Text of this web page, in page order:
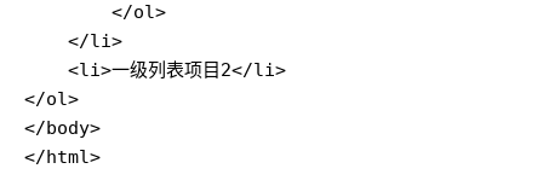
</ol>
</li>
<li>一级列表项目2</li>
</ol>
</body>
</html>